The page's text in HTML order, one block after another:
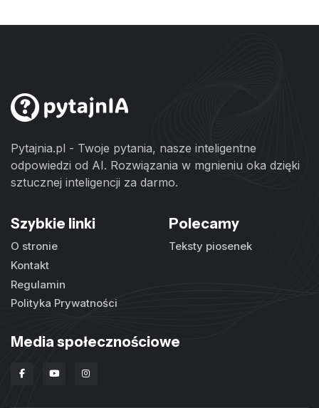
Pytajnia.pl - Twoje pytania, nasze inteligentne
odpowiedzi od AI. Rozwiązania w mgnieniu oka dzięki
sztucznej inteligencji za darmo.
Szybkie linki
O stronie
Kontakt
Regulamin
Polityka Prywatności
Polecamy
Teksty piosenek
Media społecznościowe